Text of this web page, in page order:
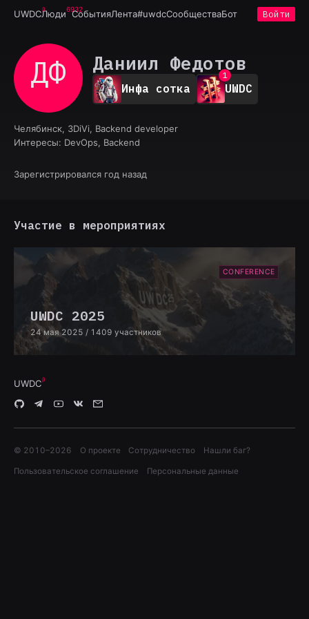
UWDCЛюди6932
СобытияЛента#uwdcСообществаБот Войти
ДФ Даниил Федотов
Инфа сотка
0
1
2
3
UWDC
Челябинск, 3DiVi, Backend developer
Интересы: DevOps, Backend
Зарегистрировался год назад
Участие в мероприятиях
CONFERENCE
UWDC 2025
24 мая 2025 / 1409 участников
UWDC
© 2010–2026 О проекте Сотрудничество Нашли баг?
Пользовательское соглашение Персональные данные